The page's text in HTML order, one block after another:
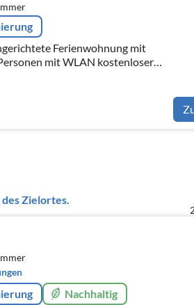
Ferienwohnung mit
mit WLAN kostenloser
Zielortes.
Nachhaltig